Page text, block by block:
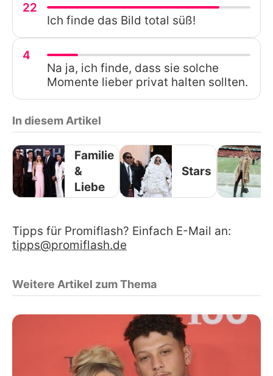
22
Ich finde das Bild total süß!
4
Na ja, ich finde, dass sie solche
Momente lieber privat halten sollten.
In diesem Artikel
Familie
&
Liebe
Stars
Tipps für Promiflash? Einfach E-Mail an:
tipps@promiflash.de
Weitere Artikel zum Thema